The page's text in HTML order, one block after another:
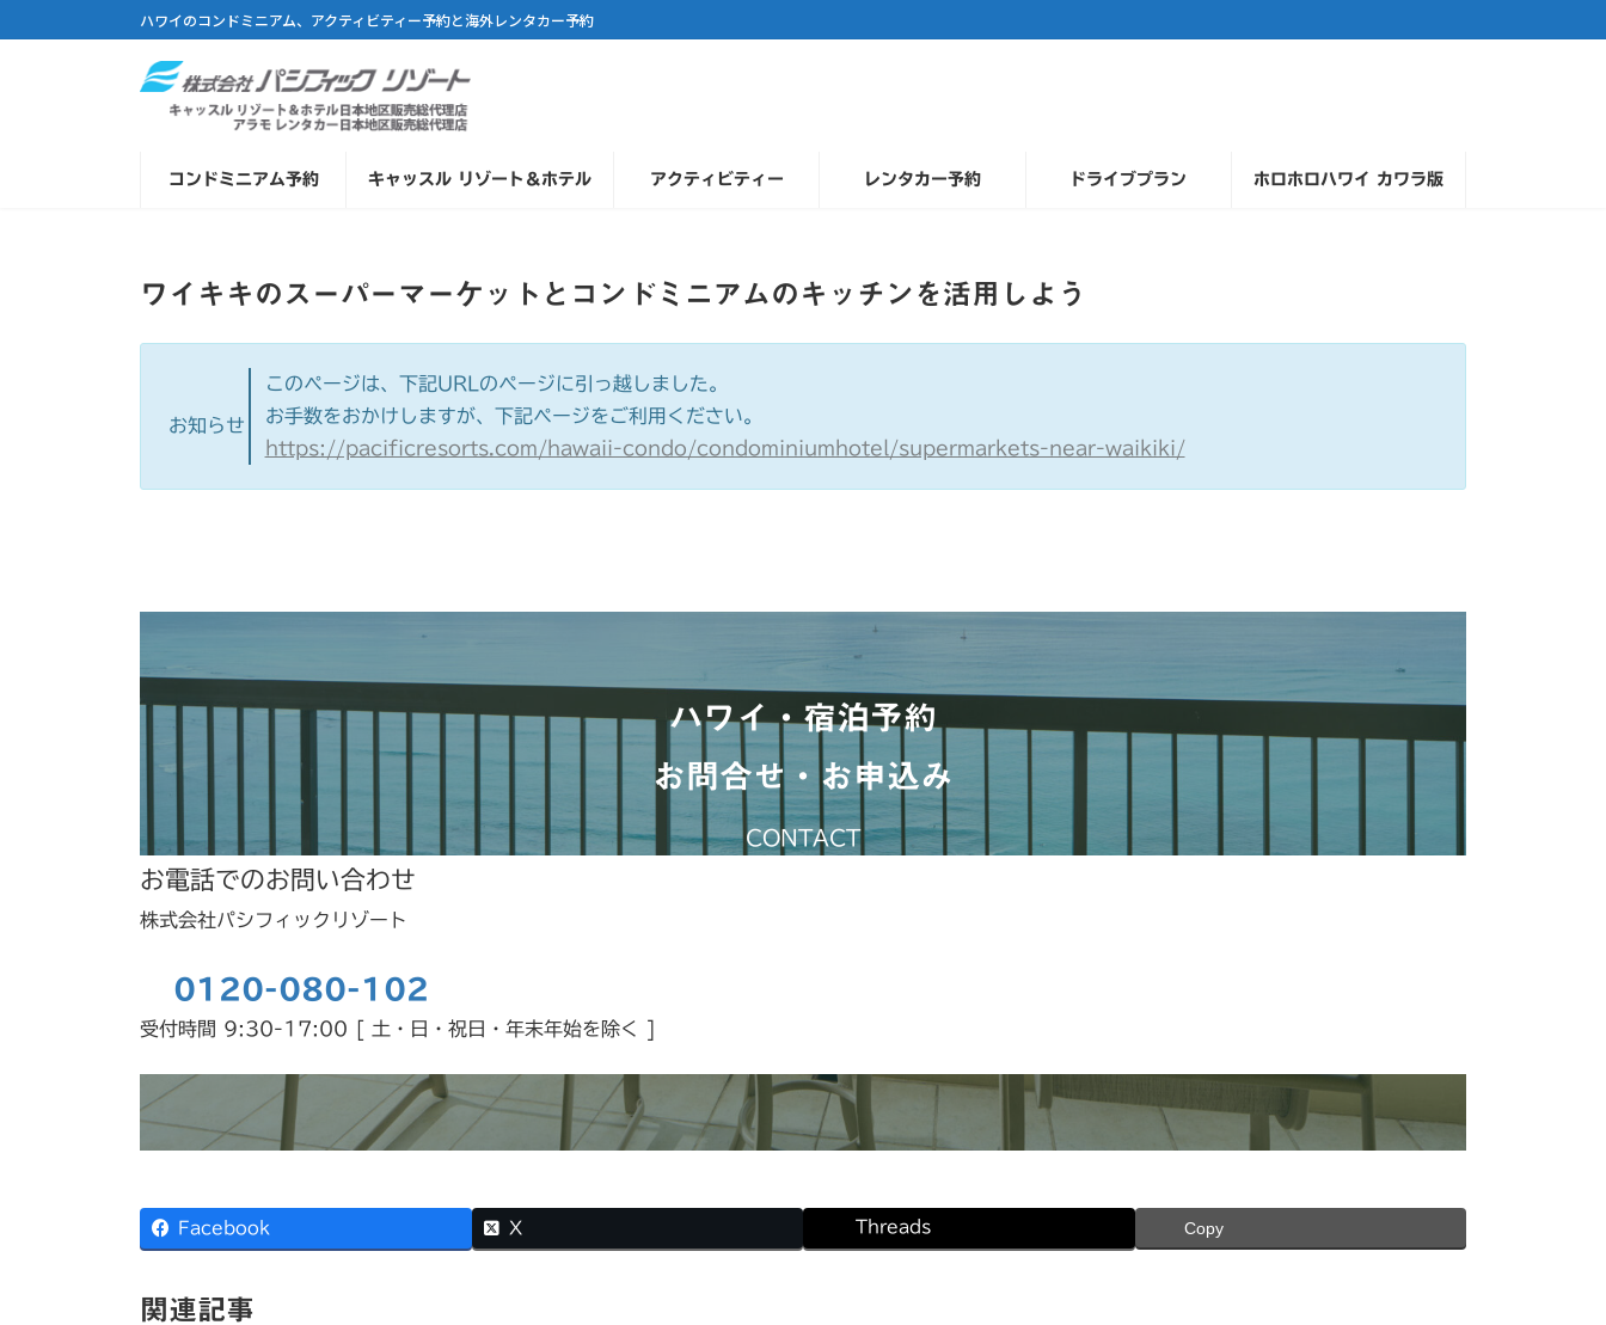
ン
ビ
ハワイのコンドミニアム、アクティビティー予約と海外レンタカー予約
コンドミニアム予約 キャッスル リゾート＆ホテル アクティビティー レンタカー予約 ドライブプラン ホロホロハワイ カワラ版
ワイキキのスーパーマーケットとコンドミニアムのキッチンを活用しよう
お知らせ
このページは、下記URLのページに引っ越しました。
お手数をおかけしますが、下記ページをご利用ください。
https://pacificresorts.com/hawaii-condo/condominiumhotel/supermarkets-near-waikiki/
ハワイ・宿泊予約
お問合せ・お申込み
CONTACT
お電話でのお問い合わせ
株式会社パシフィックリゾート
0120-080-102
受付時間 9:30-17:00 [ 土・日・祝日・年末年始を除く ]
Facebook X Threads Copy
関連記事